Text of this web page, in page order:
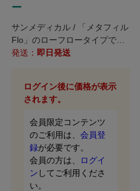
ー
サンメディカル / 「メタフィル
Flo」のローフロータイプで
す。
発送： 即日発送
ログイン後に価格が表示
されます。
会員限定コンテンツ
のご利用は、 会員登
録が必要です。
会員の方は、
ログイ
ン してご利用くださ
い。